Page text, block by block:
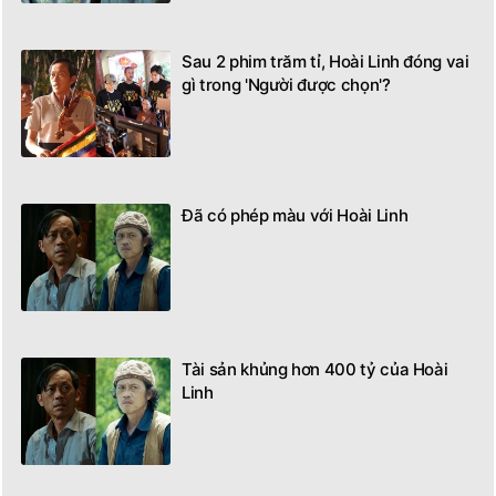
Sau 2 phim trăm tỉ, Hoài Linh đóng vai
gì trong 'Người được chọn'?
Đã có phép màu với Hoài Linh
Tài sản khủng hơn 400 tỷ của Hoài
Linh